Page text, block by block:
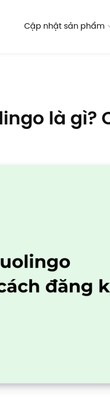
Cập nhật sản phẩm
là gì?